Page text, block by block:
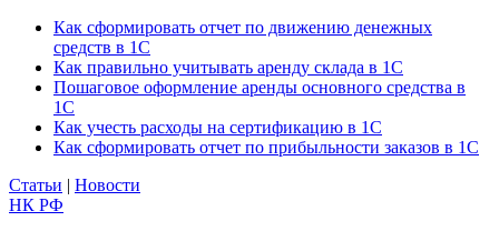
Как сформировать отчет по движению денежных
средств в 1С
Как правильно учитывать аренду склада в 1С
Пошаговое оформление аренды основного средства в
1С
Как учесть расходы на сертификацию в 1С
Как сформировать отчет по прибыльности заказов в 1С
Статьи | Новости
НК РФ